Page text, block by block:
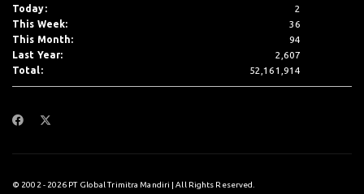
Today:
2
This Week:
36
This Month:
94
Last Year:
2,607
Total:
52,161,914
© 2002 - 2026 PT Global Trimitra Mandiri | All Rights Reserved.